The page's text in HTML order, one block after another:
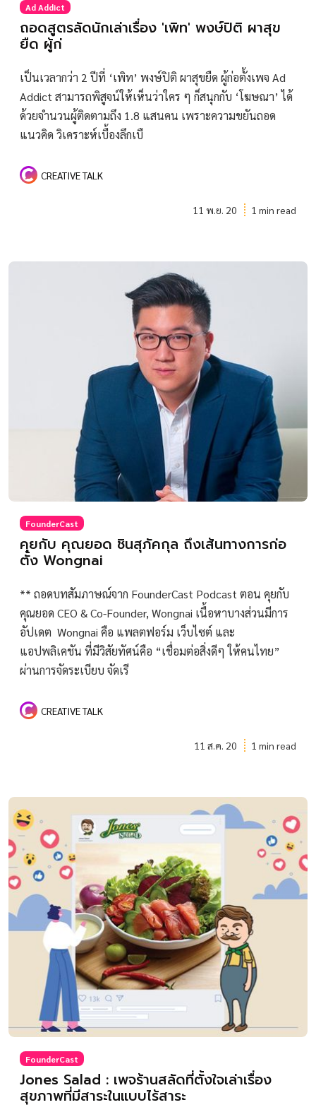
Ad Addict
ถอดสูตรลัดนักเล่าเรื่อง 'เพิท' พงษ์ปิติ ผาสุข
ยืด ผู้ก่
เป็นเวลากว่า 2 ปีที่ ‘เพิท’ พงษ์ปิติ ผาสุขยืด ผู้ก่อตั้งเพจ Ad
Addict สามารถพิสูจน์ให้เห็นว่าใคร ๆ ก็สนุกกับ ‘โฆษณา’ ได้
ด้วยจำนวนผู้ติดตามถึง 1.8 แสนคน เพราะความขยันถอด
แนวคิด วิเคราะห์เบื้องลึกเบื
CREATIVE TALK
11 พ.ย. 20 1 min read
FounderCast
คุยกับ คุณยอด ชินสุภัคกุล ถึงเส้นทางการก่อ
ตั้ง Wongnai
** ถอดบทสัมภาษณ์จาก FounderCast Podcast ตอน คุยกับ
คุณยอด CEO & Co-Founder, Wongnai เนื้อหาบางส่วนมีการ
อัปเดต Wongnai คือ แพลตฟอร์ม เว็บไซต์ และ
แอปพลิเคชัน ที่มีวิสัยทัศน์คือ “เชื่อมต่อสิ่งดีๆ ให้คนไทย”
ผ่านการจัดระเบียบ จัดเรี
CREATIVE TALK
11 ส.ค. 20 1 min read
FounderCast
Jones Salad : เพจร้านสลัดที่ตั้งใจเล่าเรื่อง
สุขภาพที่มีสาระในแบบไร้สาระ